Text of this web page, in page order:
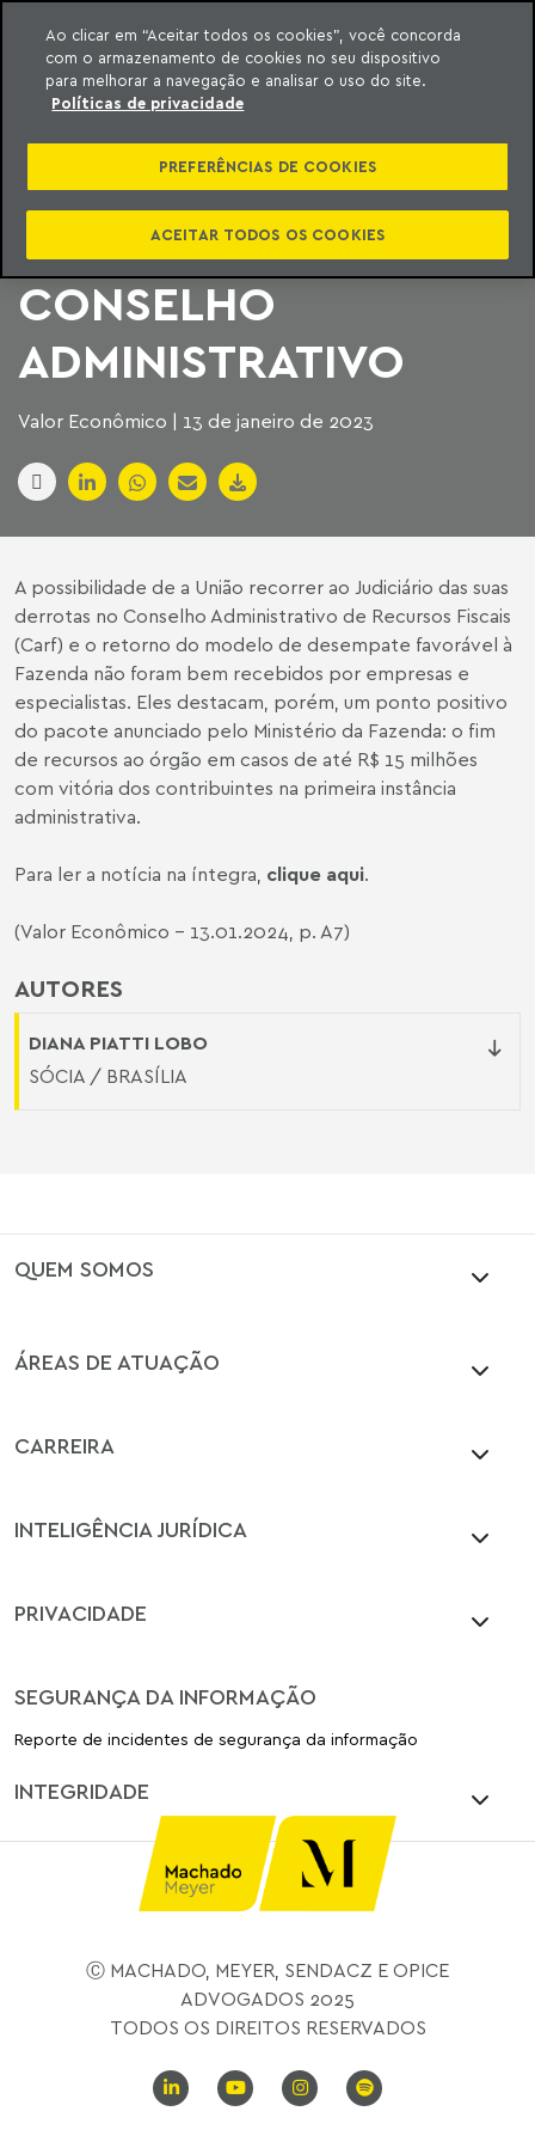
o conteúdo
Machado Meyer
ESPECIALISTAS
CRITICAM BENEFÍCIO
AO FISCO NO
CONSELHO
ADMINISTRATIVO
Valor Econômico | 13 de janeiro de 2023
AUTORES
DIANA PIATTI LOBO
SÓCIA / BRASÍLIA
A possibilidade de a União recorrer ao Judiciário das suas
derrotas no Conselho Administrativo de Recursos Fiscais
(Carf) e o retorno do modelo de desempate favorável à
Fazenda não foram bem recebidos por empresas e
especialistas. Eles destacam, porém, um ponto positivo
do pacote anunciado pelo Ministério da Fazenda: o fim
de recursos ao órgão em casos de até R$ 15 milhões
com vitória dos contribuintes na primeira instância
administrativa.
Para ler a notícia na íntegra, clique aqui.
(Valor Econômico - 13.01.2024, p. A7)
QUEM SOMOS
ÁREAS DE ATUAÇÃO
CARREIRA
INTELIGÊNCIA JURÍDICA
PRIVACIDADE
SEGURANÇA DA INFORMAÇÃO
Reporte de incidentes de segurança da informação
INTEGRIDADE
Ⓒ MACHADO, MEYER, SENDACZ E OPICE
ADVOGADOS 2025
TODOS OS DIREITOS RESERVADOS
Ao clicar em “Aceitar todos os cookies”, você concorda
com o armazenamento de cookies no seu dispositivo
para melhorar a navegação e analisar o uso do site.
Políticas de privacidade
PREFERÊNCIAS DE COOKIES
ACEITAR TODOS OS COOKIES